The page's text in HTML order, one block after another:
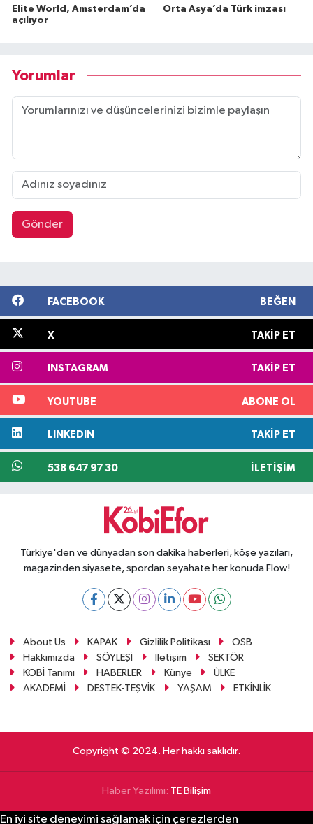
Elite World, Amsterdam’da
açılıyor
Orta Asya’da Türk imzası
Yorumlar
Gönder
FACEBOOK BEĞEN
X TAKIP ET
INSTAGRAM TAKIP ET
YOUTUBE ABONE OL
LINKEDIN TAKIP ET
538 647 97 30 İLETIŞIM
Türkiye'den ve dünyadan son dakika haberleri, köşe yazıları,
magazinden siyasete, spordan seyahate her konuda Flow!
About Us KAPAK Gizlilik Politikası
OSB
Hakkımızda
SÖYLEŞİ İletişim
SEKTÖR
KOBİ Tanımı
HABERLER Künye
ÜLKE
AKADEMİ
DESTEK-TEŞVİK YAŞAM ETKİNLİK
Copyright © 2024. Her hakkı saklıdır.
Haber Yazılımı: TE Bilişim
En iyi site deneyimi sağlamak için çerezlerden